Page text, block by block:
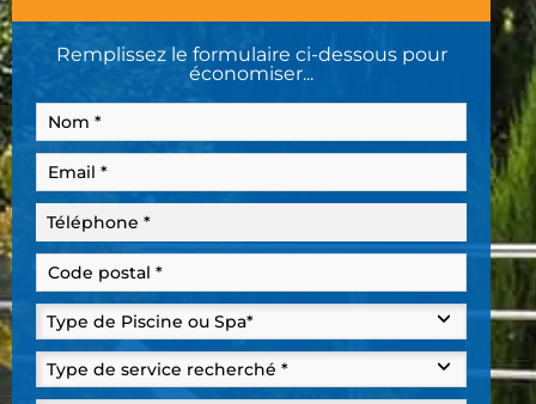
Remplissez le formulaire ci-dessous pour
économiser...